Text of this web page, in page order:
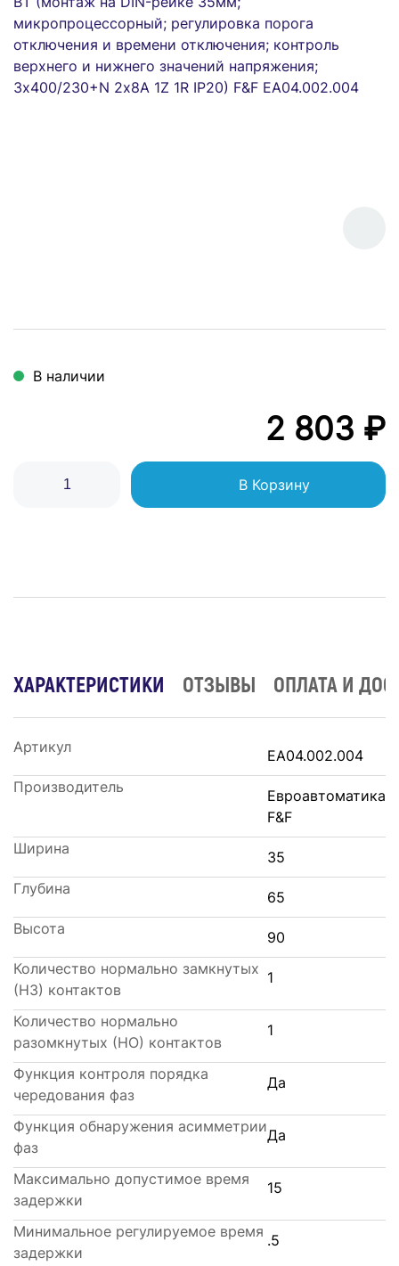
В наличии
2 803 ₽
В Корзину
ХАРАКТЕРИСТИКИ ОТЗЫВЫ ОПЛАТА И
Артикул
EA04.002.004
Производитель
Евроавтоматика
F&F
Ширина
35
Глубина
65
Высота
90
Количество нормально замкнутых
(НЗ) контактов
1
Количество нормально
разомкнутых (НО) контактов
1
Функция контроля порядка
чередования фаз
Да
Функция обнаружения асимметрии
фаз
Да
Максимально допустимое время
задержки
15
Минимальное регулируемое время
задержки
.5